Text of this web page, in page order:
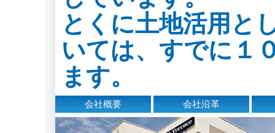
とくに土地活用と
いては、すでに１
ます。
会社概要 会社沿革